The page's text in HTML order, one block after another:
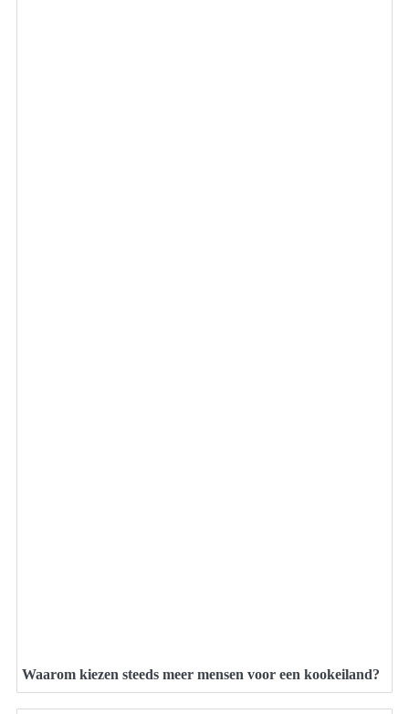
Waarom kiezen steeds meer mensen voor een kookeiland?